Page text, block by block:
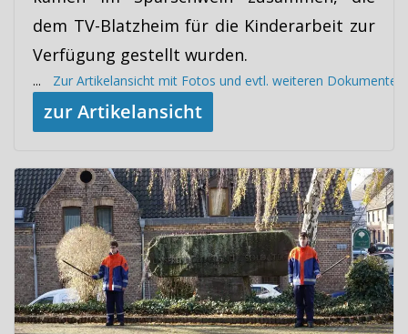
dem TV-Blatzheim für die Kinderarbeit zur
Verfügung gestellt wurden.
...Zur Artikelansicht mit Fotos und evtl. weiteren Dokumenten
zur Artikelansicht